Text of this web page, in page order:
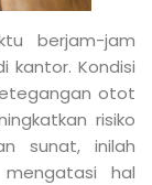
berjam-jam
kantor. Kondisi
otot
risiko
sunat, inilah
hal